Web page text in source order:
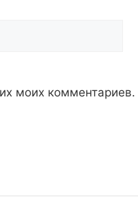
моих комментариев.